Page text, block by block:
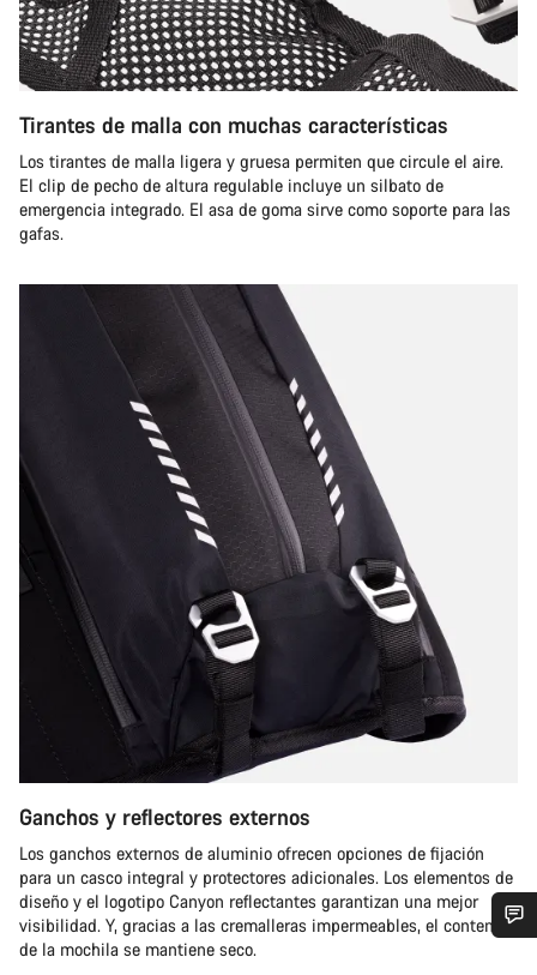
Tirantes de malla con muchas características
Los tirantes de malla ligera y gruesa permiten que circule el aire.
El clip de pecho de altura regulable incluye un silbato de
emergencia integrado. El asa de goma sirve como soporte para las
gafas.
Ganchos y reflectores externos
Los ganchos externos de aluminio ofrecen opciones de fijación
para un casco integral y protectores adicionales. Los elementos de
diseño y el logotipo Canyon reflectantes garantizan una mejor
visibilidad. Y, gracias a las cremalleras impermeables, el contenido
de la mochila se mantiene seco.
¿Necesitas ayuda?